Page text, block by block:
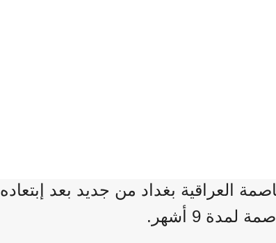
العراقية بغداد من جديد بعد إبتعاده
لمدة 9 أشهر.